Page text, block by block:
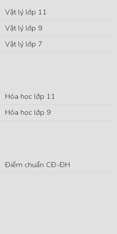
Vật lý lớp 11
Vật lý lớp 9
Vật lý lớp 7
Hóa học lớp 11
Hóa học lớp 9
Điểm chuẩn CĐ-ĐH